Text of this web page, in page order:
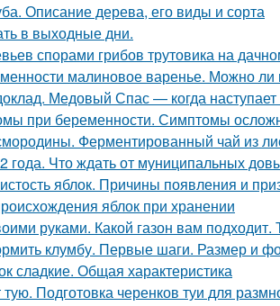
Описание дерева, его виды и сорта
в выходные дни.
спорами грибов трутовика на
малиновое варенье. Можно
Медовый Спас — когда наступает
при беременности. Симптомы
Ферментированный чай из
года. Что ждать от муниципальных
яблок. Причины появления и
яблок при хранении
руками. Какой газон вам подходит.
клумбу. Первые шаги. Размер и
сладкие. Общая характеристика
тую. Подготовка черенков туи для